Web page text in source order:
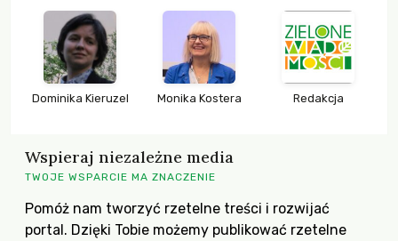
Dominika Kieruzel Monika Kostera Redakcja
Wspieraj niezależne media
TWOJE WSPARCIE MA ZNACZENIE
Pomóż nam tworzyć rzetelne treści i rozwijać
portal. Dzięki Tobie możemy publikować rzetelne